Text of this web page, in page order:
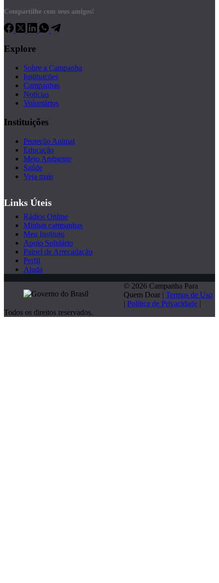
Compartilhe com seus amigos!
Explore
Sobre a Campanha
Instituições
Campanhas
Notícias
Voluntários
Instituições
Proteção Animal
Educação
Meio Ambiente
Saúde
Veja mais
Links Úteis
Rádios Online
Minhas campanhas
Meu Instituto
Apoio Solidário
Painel de Arrecadação
Perfil
Ajuda
© 2026 Campanha Para
Quem Doar | Termos de Uso
| Política de Privacidade |
Todos os direitos reservados.